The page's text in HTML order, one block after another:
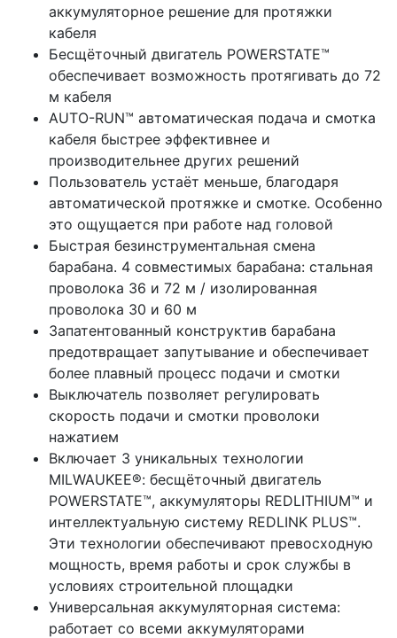
аккумуляторное решение для протяжки
кабеля
Бесщёточный двигатель POWERSTATE™
обеспечивает возможность протягивать до 72
м кабеля
AUTO-RUN™ автоматическая подача и смотка
кабеля быстрее эффективнее и
производительнее других решений
Пользователь устаёт меньше, благодаря
автоматической протяжке и смотке. Особенно
это ощущается при работе над головой
Быстрая безинструментальная смена
барабана. 4 совместимых барабана: стальная
проволока 36 и 72 м / изолированная
проволока 30 и 60 м
Запатентованный конструктив барабана
предотвращает запутывание и обеспечивает
более плавный процесс подачи и смотки
Выключатель позволяет регулировать
скорость подачи и смотки проволоки
нажатием
Включает 3 уникальных технологии
MILWAUKEE®: бесщёточный двигатель
POWERSTATE™, аккумуляторы REDLITHIUM™ и
интеллектуальную систему REDLINK PLUS™.
Эти технологии обеспечивают превосходную
мощность, время работы и срок службы в
условиях строительной площадки
Универсальная аккумуляторная система:
работает со всеми аккумуляторами